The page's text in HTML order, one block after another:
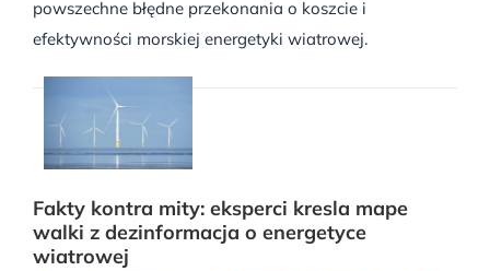
powszechne błędne przekonania o koszcie i
efektywności morskiej energetyki wiatrowej.
Fakty kontra mity: eksperci kresla mape
walki z dezinformacja o energetyce
wiatrowej